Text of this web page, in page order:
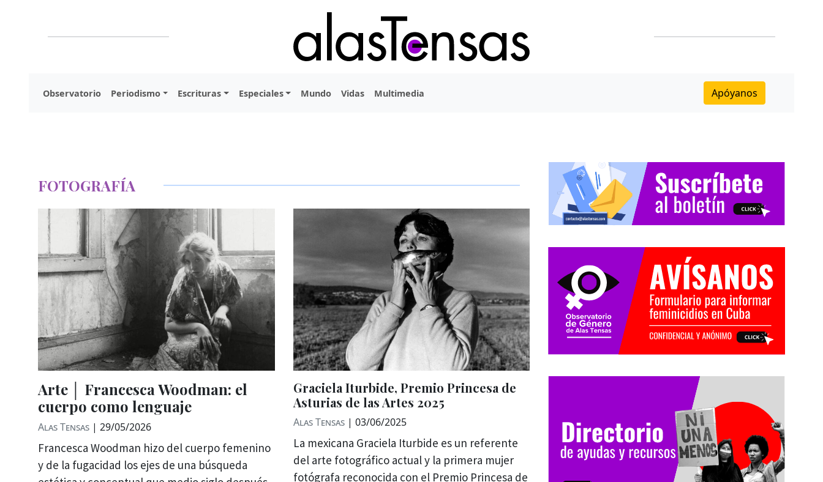
Observatorio Periodismo Escrituras Especiales Mundo Vidas Multimedia Apóyanos
FOTOGRAFÍA
Arte │ Francesca Woodman: el
cuerpo como lenguaje
Alas Tensas | 29/05/2026
Francesca Woodman hizo del cuerpo femenino
y de la fugacidad los ejes de una búsqueda
Graciela Iturbide, Premio Princesa de
Asturias de las Artes 2025
Alas Tensas | 03/06/2025
La mexicana Graciela Iturbide es un referente
del arte fotográfico actual y la primera mujer
fotógrafa reconocida con el Premio Princesa de